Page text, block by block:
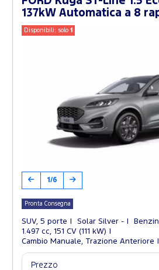
137kW Automatica a 8
Disponibili: solo1
1/6
Pronta Consegna
SUV, 5 porte Solar Silver -
1.497 cc, 151 CV (111 kW)
Cambio Manuale, Trazione Anteriore
Prezzo